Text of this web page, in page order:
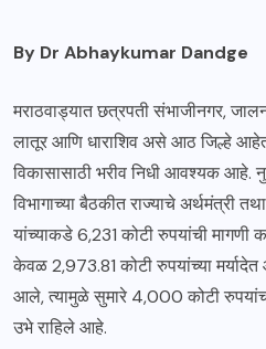
By Dr Abhaykumar Dandge
मराठवाड्यात छत्रपती संभाजीनगर,
लातूर आणि धाराशिव असे आठ जिल्हे आहेत.
विकासासाठी भरीव निधी आवश्यक आहे.
विभागाच्या बैठकीत राज्याचे अर्थमंत्री
यांच्याकडे 6,231 कोटी रुपयांची मागणी
केवळ 2,973.81 कोटी रुपयांच्या
आले, त्यामुळे सुमारे 4,000 कोटी
उभे राहिले आहे.